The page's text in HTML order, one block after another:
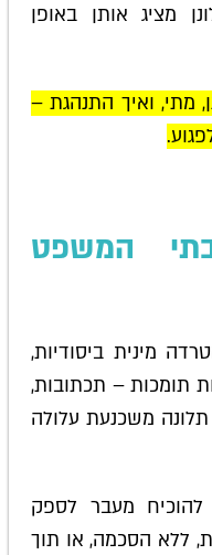
מציג אותן באופן
מתי, ואיך התנהגת –
המשפט
מינית ביסודיות,
תומכות – תכתובות,
תלונה משכנעת עלולה
מעבר לספק
ללא הסכמה, או תוך